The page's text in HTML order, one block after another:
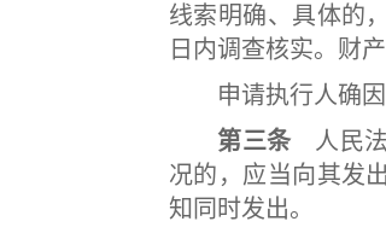
线索明确、具体的
日内调查核实。财
申请执行人确因
第三条 人民
况的，应当向其发
知同时发出。